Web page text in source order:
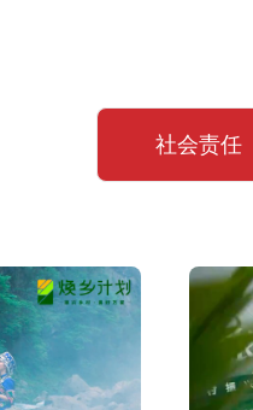
社会责任